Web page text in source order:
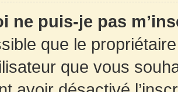
ne puis-je pas
que le
que vous